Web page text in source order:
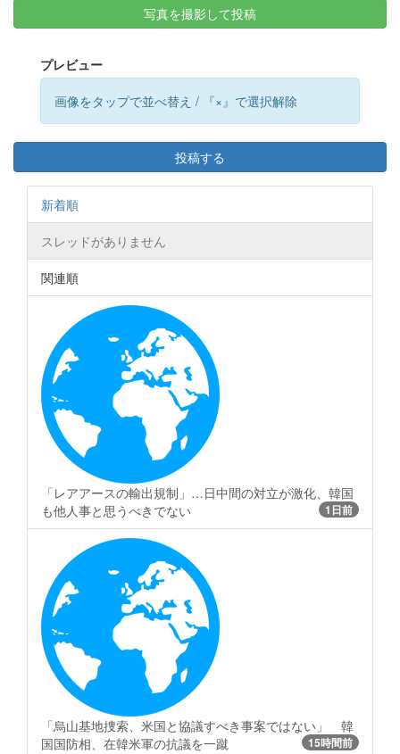
写真を撮影して投稿
プレビュー
画像をタップで並べ替え / 『×』で選択解除
投稿する
新着順
スレッドがありません
関連順
「レアアースの輸出規制」…日中間の対立が激化、韓国
も他人事と思うべきでない
1日前
「烏山基地捜索、米国と協議すべき事案ではない」 韓
国国防相、在韓米軍の抗議を一蹴
15時間前